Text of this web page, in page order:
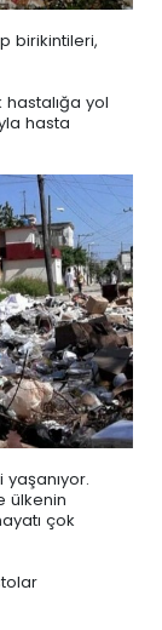
birikintileri,
yol
hasta
ülkenin
çok